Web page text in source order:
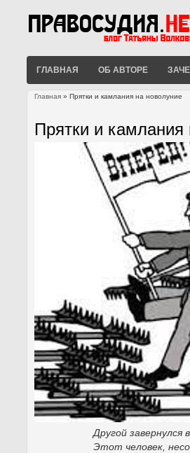
ГЛАВНАЯ ОБ АВТОРЕ
Главная » Прятки и камлания на новолуние
Прятки и камлания
Другой завернулся
Этот человек,